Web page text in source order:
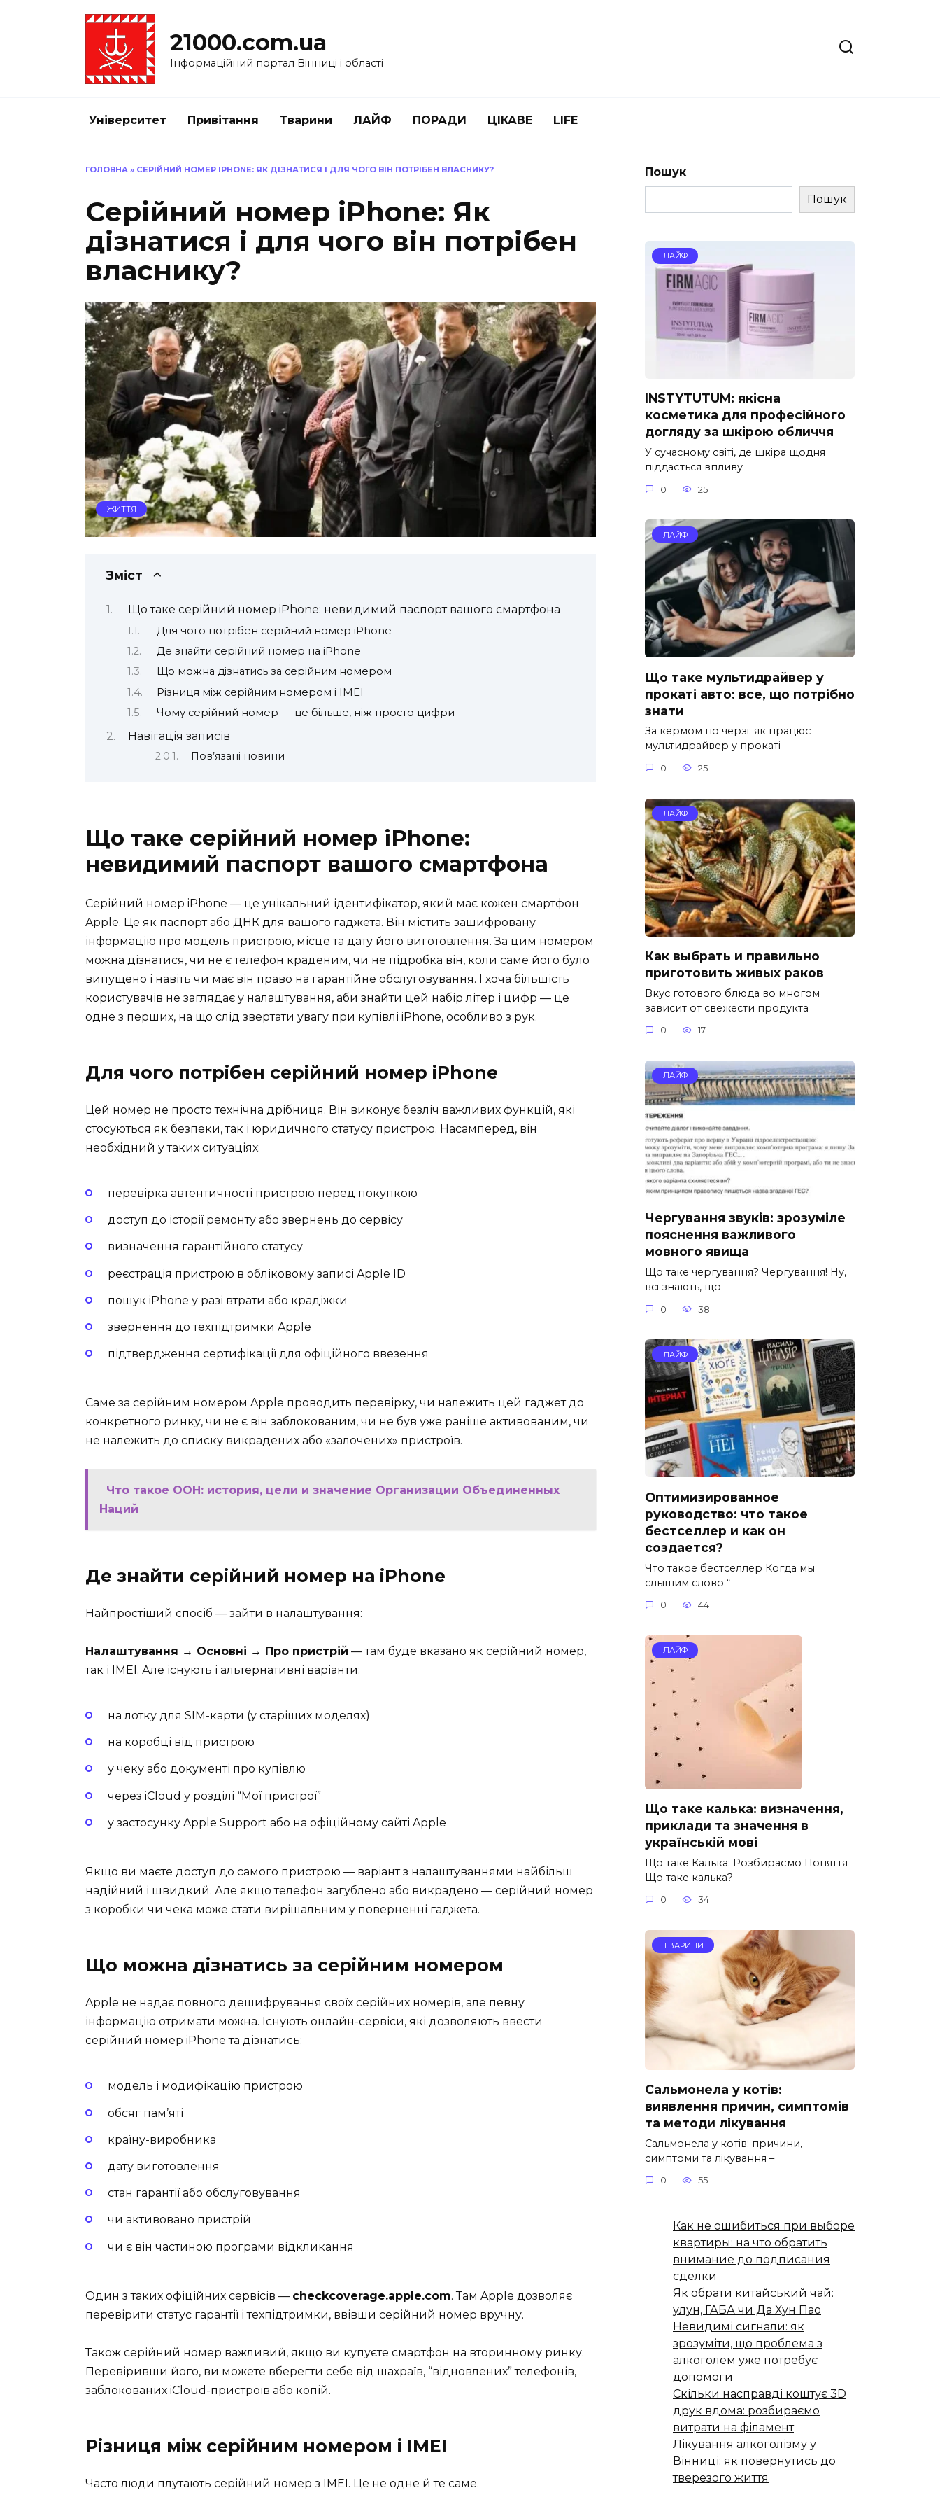
21000.com.ua
Інформаційний портал Вінниці і області
Університет Привітання Тварини ЛАЙФ ПОРАДИ ЦІКАВЕ LIFE
ГОЛОВНА » СЕРІЙНИЙ НОМЕР IPHONE: ЯК ДІЗНАТИСЯ І ДЛЯ ЧОГО ВІН ПОТРІБЕН ВЛАСНИКУ?
Серійний номер iPhone: Як
дізнатися і для чого він потрібен
власнику?
ЖИТТЯ
Зміст
Що таке серійний номер iPhone: невидимий паспорт вашого смартфона
Для чого потрібен серійний номер iPhone
Де знайти серійний номер на iPhone
Що можна дізнатись за серійним номером
Різниця між серійним номером і IMEI
Чому серійний номер — це більше, ніж просто цифри
Навігація записів
Пов’язані новини
Що таке серійний номер iPhone:
невидимий паспорт вашого смартфона
Серійний номер iPhone — це унікальний ідентифікатор, який має кожен смартфон
Apple. Це як паспорт або ДНК для вашого гаджета. Він містить зашифровану
інформацію про модель пристрою, місце та дату його виготовлення. За цим номером
можна дізнатися, чи не є телефон краденим, чи не підробка він, коли саме його було
випущено і навіть чи має він право на гарантійне обслуговування. І хоча більшість
користувачів не заглядає у налаштування, аби знайти цей набір літер і цифр — це
одне з перших, на що слід звертати увагу при купівлі iPhone, особливо з рук.
Для чого потрібен серійний номер iPhone
Цей номер не просто технічна дрібниця. Він виконує безліч важливих функцій, які
стосуються як безпеки, так і юридичного статусу пристрою. Насамперед, він
необхідний у таких ситуаціях:
перевірка автентичності пристрою перед покупкою
доступ до історії ремонту або звернень до сервісу
визначення гарантійного статусу
реєстрація пристрою в обліковому записі Apple ID
пошук iPhone у разі втрати або крадіжки
звернення до техпідтримки Apple
підтвердження сертифікації для офіційного ввезення
Саме за серійним номером Apple проводить перевірку, чи належить цей гаджет до
конкретного ринку, чи не є він заблокованим, чи не був уже раніше активованим, чи
не належить до списку викрадених або «залочених» пристроїв.
Что такое ООН: история, цели и значение Организации Объединенных
Наций
Де знайти серійний номер на iPhone
Найпростіший спосіб — зайти в налаштування:
Налаштування → Основні → Про пристрій — там буде вказано як серійний номер,
так і IMEI. Але існують і альтернативні варіанти:
на лотку для SIM-карти (у старіших моделях)
на коробці від пристрою
у чеку або документі про купівлю
через iCloud у розділі “Мої пристрої”
у застосунку Apple Support або на офіційному сайті Apple
Якщо ви маєте доступ до самого пристрою — варіант з налаштуваннями найбільш
надійний і швидкий. Але якщо телефон загублено або викрадено — серійний номер
з коробки чи чека може стати вирішальним у поверненні гаджета.
Що можна дізнатись за серійним номером
Apple не надає повного дешифрування своїх серійних номерів, але певну
інформацію отримати можна. Існують онлайн-сервіси, які дозволяють ввести
серійний номер iPhone та дізнатись:
модель і модифікацію пристрою
обсяг пам’яті
країну-виробника
дату виготовлення
стан гарантії або обслуговування
чи активовано пристрій
чи є він частиною програми відкликання
Один з таких офіційних сервісів — checkcoverage.apple.com. Там Apple дозволяє
перевірити статус гарантії і техпідтримки, ввівши серійний номер вручну.
Також серійний номер важливий, якщо ви купуєте смартфон на вторинному ринку.
Перевіривши його, ви можете вберегти себе від шахраїв, “відновлених” телефонів,
заблокованих iCloud-пристроїв або копій.
Різниця між серійним номером і IMEI
Часто люди плутають серійний номер з IMEI. Це не одне й те саме.
Пошук
Пошук
ЛАЙФ
INSTYTUTUM: якісна
косметика для професійного
догляду за шкірою обличчя
У сучасному світі, де шкіра щодня
піддається впливу
0 25
ЛАЙФ
Що таке мультидрайвер у
прокаті авто: все, що потрібно
знати
За кермом по черзі: як працює
мультидрайвер у прокаті
0 25
ЛАЙФ
Как выбрать и правильно
приготовить живых раков
Вкус готового блюда во многом
зависит от свежести продукта
0 17
ЛАЙФ
Чергування звуків: зрозуміле
пояснення важливого
мовного явища
Що таке чергування? Чергування! Ну,
всі знають, що
0 38
ЛАЙФ
Оптимизированное
руководство: что такое
бестселлер и как он
создается?
Что такое бестселлер Когда мы
слышим слово “
0 44
ЛАЙФ
Що таке калька: визначення,
приклади та значення в
українській мові
Що таке Калька: Розбираємо Поняття
Що таке калька?
0 34
ТВАРИНИ
Сальмонела у котів:
виявлення причин, симптомів
та методи лікування
Сальмонела у котів: причини,
симптоми та лікування –
0 55
Как не ошибиться при выборе
квартиры: на что обратить
внимание до подписания
сделки
Як обрати китайський чай:
улун, ГАБА чи Да Хун Пао
Невидимі сигнали: як
зрозуміти, що проблема з
алкоголем уже потребує
допомоги
Скільки насправді коштує 3D
друк вдома: розбираємо
витрати на філамент
Лікування алкоголізму у
Вінниці: як повернутись до
тверезого життя